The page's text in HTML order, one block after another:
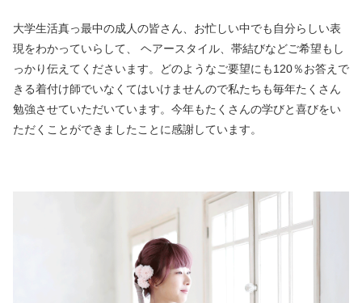
大学生活真っ最中の成人の皆さん、お忙しい中でも自分らしい表
現をわかっていらして、 ヘアースタイル、帯結びなどご希望もし
っかり伝えてくださいます。どのようなご要望にも120％お答えで
きる着付け師でいなくてはいけませんので私たちも毎年たくさん
勉強させていただいています。今年もたくさんの学びと喜びをい
ただくことができましたことに感謝しています。